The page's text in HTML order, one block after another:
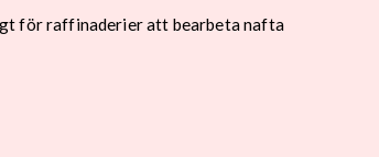
för raffinaderier att bearbeta nafta